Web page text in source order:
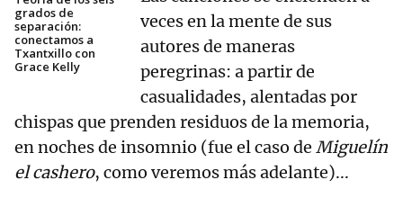
grados de
separación:
conectamos a
Txantxillo con
Grace Kelly
veces en la mente de sus
autores de maneras
peregrinas: a partir de
casualidades, alentadas por
chispas que prenden residuos de la memoria,
en noches de insomnio (fue el caso de Miguelín
el cashero, como veremos más adelante)...